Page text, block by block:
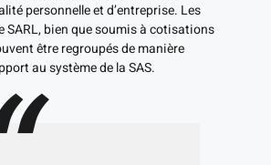
personnelle et d’entreprise. Les
SARL, bien que soumis à cotisations
être regroupés de manière
au système de la SAS.